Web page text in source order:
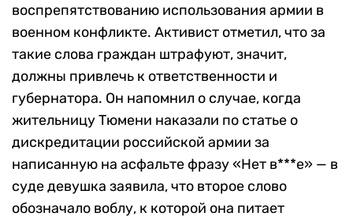
воспрепятствованию использования армии в
военном конфликте. Активист отметил, что за
такие слова граждан штрафуют, значит,
должны привлечь к ответственности и
губернатора. Он напомнил о случае, когда
жительницу Тюмени наказали по статье о
дискредитации российской армии за
написанную на асфальте фразу «Нет в***е» — в
суде девушка заявила, что второе слово
обозначало воблу, к которой она питает